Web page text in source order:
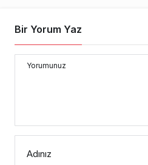
Bir Yorum Yaz
Yorumunuz
Adınız